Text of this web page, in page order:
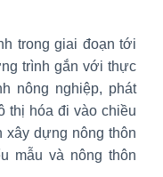
trong giai đoạn tới
trình gắn với thực
nông nghiệp, phát
thị hóa đi vào chiều
xây dựng nông thôn
mẫu và nông thôn